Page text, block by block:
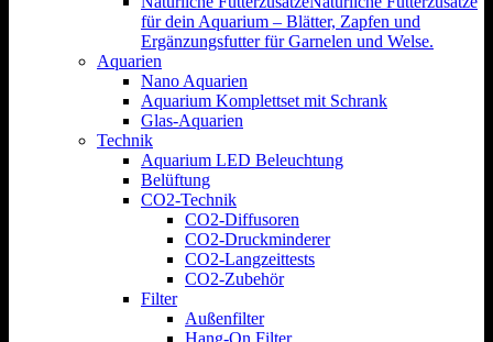
für dein Aquarium – Blätter, Zapfen und
Ergänzungsfutter für Garnelen und Welse.
Aquarien
Nano Aquarien
Aquarium Komplettset mit Schrank
Glas-Aquarien
Technik
Aquarium LED Beleuchtung
Belüftung
CO2-Technik
CO2-Diffusoren
CO2-Druckminderer
CO2-Langzeittests
CO2-Zubehör
Filter
Außenfilter
Hang-On Filter